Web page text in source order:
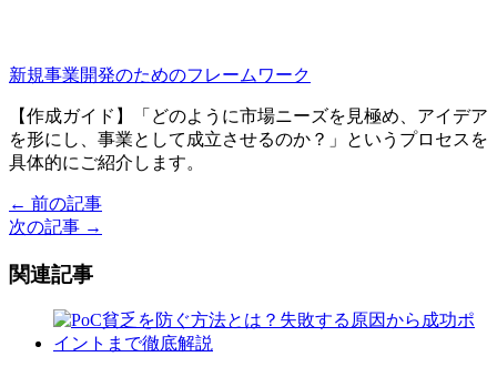
新規事業開発のためのフレームワーク
【作成ガイド】「どのように市場ニーズを見極め、アイデア
を形にし、事業として成立させるのか？」というプロセスを
具体的にご紹介します。
投
稿
ナ
← 前の記事
次の記事 →
関連記事